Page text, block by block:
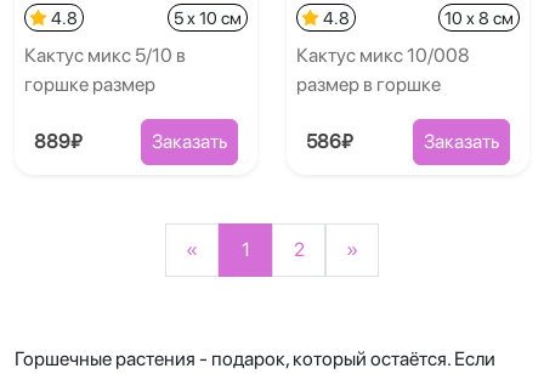
4.8 5 x 10 см
Кактус микс 5/10 в
горшке размер
889₽ Заказать
4.8 10 x 8 см
Кактус микс 10/008
размер в горшке
586₽ Заказать
« 1 2 »
Горшечные растения - подарок, который остаётся. Если